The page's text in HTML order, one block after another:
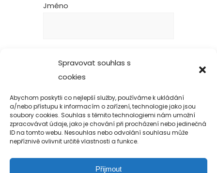
Spravovat souhlas s
cookies
Abychom poskytli co nejlepší služby, používáme k ukládání
a/nebo přístupu k informacím o zařízení, technologie jako jsou
soubory cookies. Souhlas s těmito technologiemi nám umožní
zpracovávat údaje, jako je chování při procházení nebo jedinečná
ID na tomto webu. Nesouhlas nebo odvolání souhlasu může
nepříznivě ovlivnit určité vlastnosti a funkce.
Přijmout
Jméno
Webová stránka